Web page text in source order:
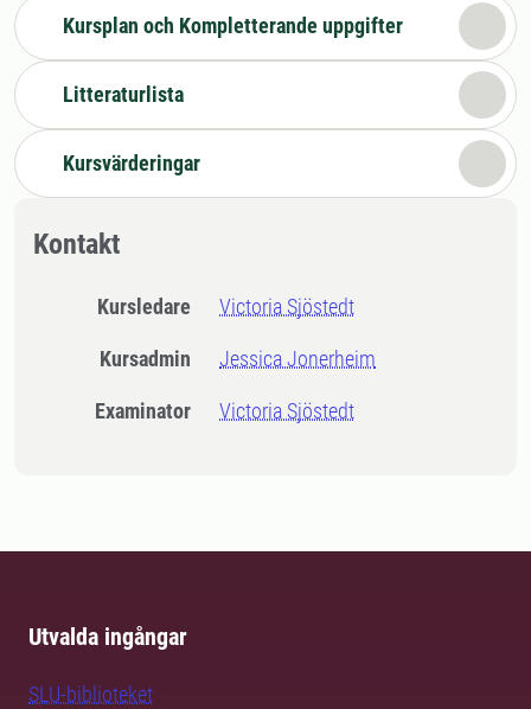
Kursplan och Kompletterande uppgifter
Litteraturlista
Kursvärderingar
Kontakt
Kursledare Victoria Sjöstedt
Kursadmin Jessica Jonerheim
Examinator Victoria Sjöstedt
Utvalda ingångar
SLU-biblioteket